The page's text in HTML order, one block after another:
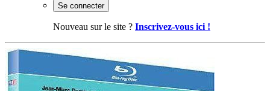
Se connecter
Nouveau sur le site ? Inscrivez-vous ici !